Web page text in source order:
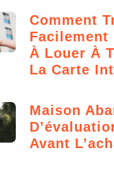
Comment
Facilement
À Louer À
La Carte
Maison
Avant